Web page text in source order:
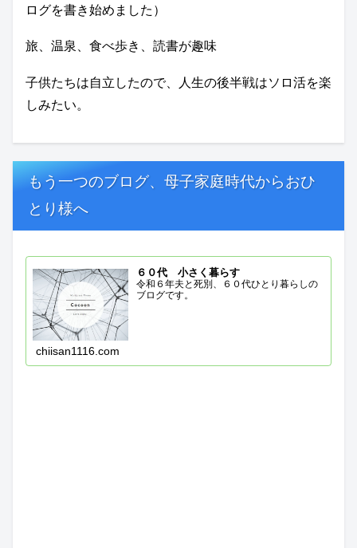
ログを書き始めました）
旅、温泉、食べ歩き、読書が趣味
子供たちは自立したので、人生の後半戦はソロ活を楽
しみたい。
もう一つのブログ、母子家庭時代からおひ
とり様へ
６０代 小さく暮らす
令和６年夫と死別、６０代ひとり暮らしの
ブログです。
chiisan1116.com